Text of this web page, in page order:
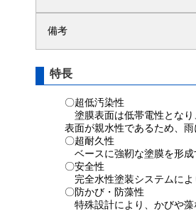
備考
特長
〇超低汚染性
塗膜表面は低帯電性となり
表面が親水性であるため、
〇超耐久性
ベースに強靭な塗膜を形成
〇安全性
完全水性塗装システムによ
〇防かび・防藻性
特殊設計により、かびや藻